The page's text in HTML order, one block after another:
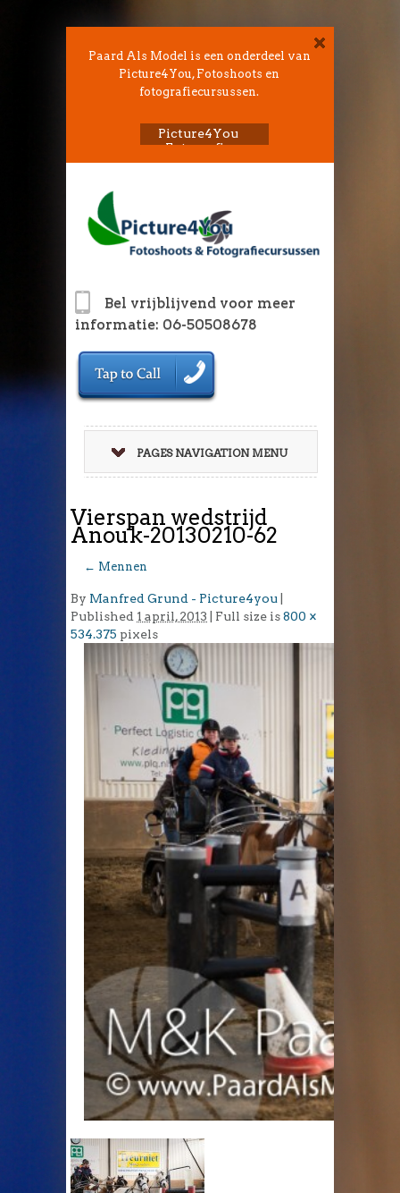
Paard Als Model is een onderdeel van
Picture4You, Fotoshoots en
fotografiecursussen.
Picture4You
Fotografie
Bel vrijblijvend voor meer
informatie: 06-50508678
PAGES NAVIGATION MENU
Vierspan wedstrijd
Anouk-20130210-62
← Mennen
By Manfred Grund - Picture4you
Published 1 april, 2013 | Full size is800 ×
534.375 pixels